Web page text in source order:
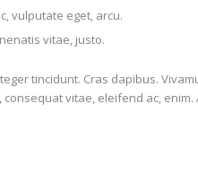
vulputate eget, arcu.
vitae, justo.
tincidunt. Cras dapibus.
vitae, eleifend ac,